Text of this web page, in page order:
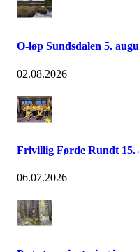
O-løp Sundsdalen 5.
02.08.2026
Frivillig Førde Rundt 15.
06.07.2026